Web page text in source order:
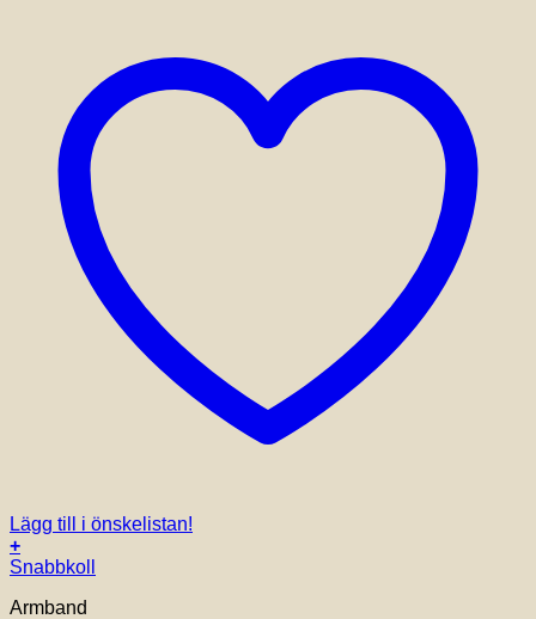
Lägg till i önskelistan!
+
Snabbkoll
Armband